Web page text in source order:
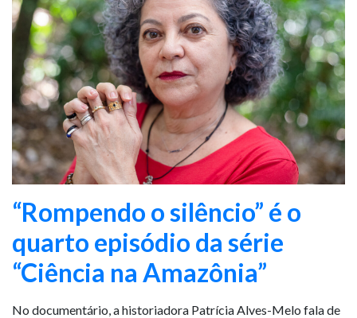
“Rompendo o silêncio” é o
quarto episódio da série
“Ciência na Amazônia”
No documentário, a historiadora Patrícia Alves-Melo fala de